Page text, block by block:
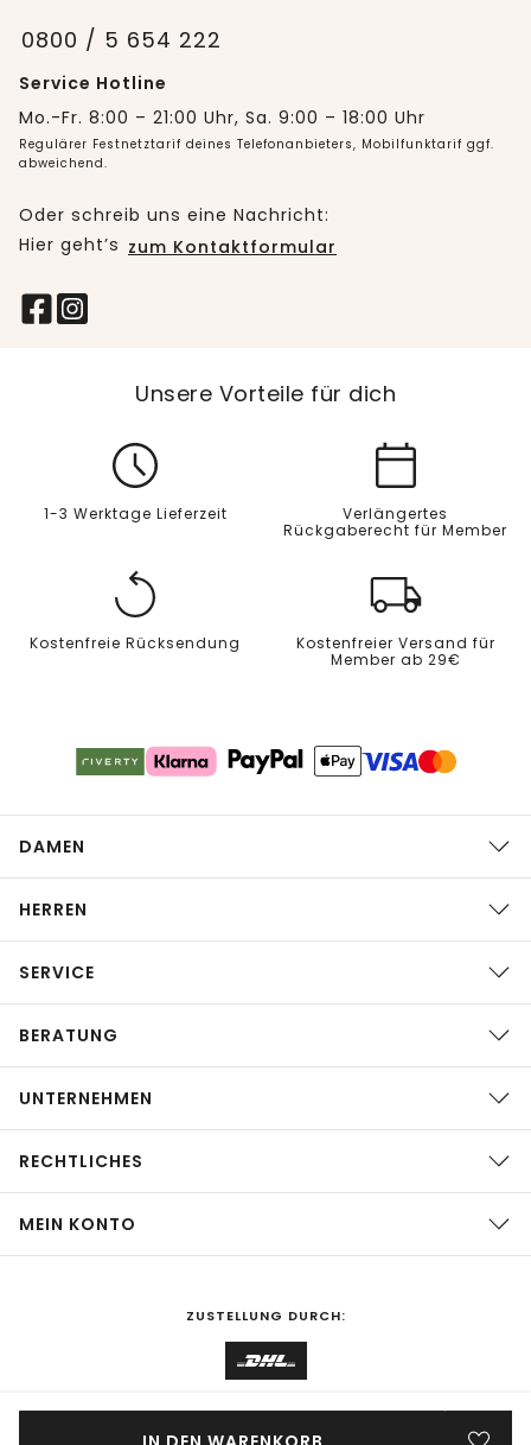
0800 / 5 654 222
Service Hotline
Mo.-Fr. 8:00 – 21:00 Uhr, Sa. 9:00 – 18:00 Uhr
Regulärer Festnetztarif deines Telefonanbieters, Mobilfunktarif ggf.
abweichend.
Oder schreib uns eine Nachricht:
Hier geht’s zum Kontaktformular
Unsere Vorteile für dich
1-3 Werktage Lieferzeit
Verlängertes
Rückgaberecht für Member
Kostenfreie Rücksendung
Kostenfreier Versand für
Member ab 29€
DAMEN
HERREN
SERVICE
BERATUNG
UNTERNEHMEN
RECHTLICHES
MEIN KONTO
ZUSTELLUNG DURCH: